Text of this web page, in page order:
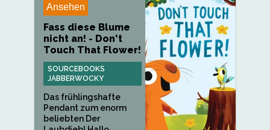
Ansehen
Fass diese Blume
nicht an! - Don't
Touch That Flower!
SOURCEBOOKS
JABBERWOCKY
Das frühlingshafte
Pendant zum enorm
beliebten Der